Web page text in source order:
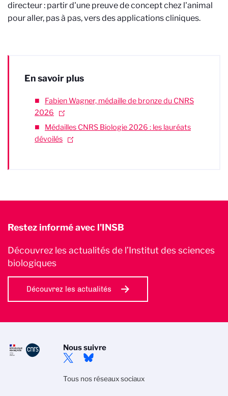
directeur : partir d'une preuve de concept chez l'animal
pour aller, pas à pas, vers des applications cliniques.
En savoir plus
Fabien Wagner, médaille de bronze du CNRS
2026
Médailles CNRS Biologie 2026 : les lauréats
dévoilés
Restez informé avec l'INSB
Découvrez les actualités de l’Institut des sciences
biologiques
Découvrez les actualités
Nous suivre
Tous nos réseaux sociaux